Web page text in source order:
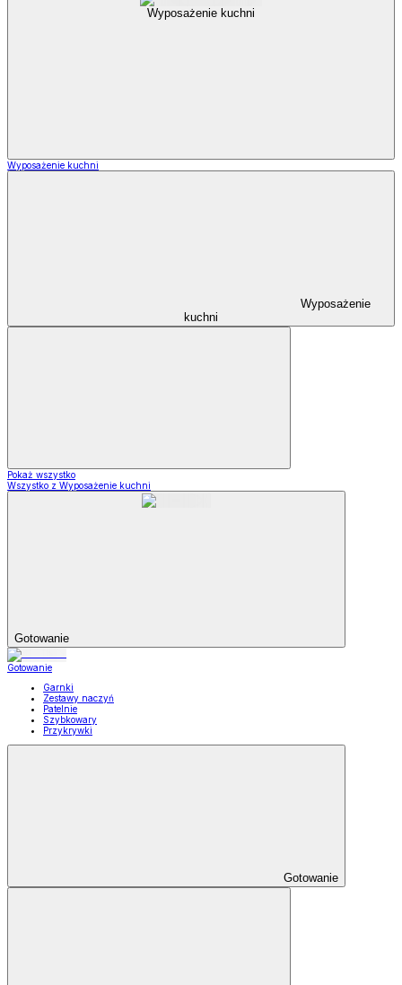
Wyposażenie kuchni
Wyposażenie kuchni
Wyposażenie
kuchni
Pokaż wszystko
Wszystko z Wyposażenie kuchni
Gotowanie
Gotowanie
Garnki
Zestawy naczyń
Patelnie
Szybkowary
Przykrywki
Gotowanie